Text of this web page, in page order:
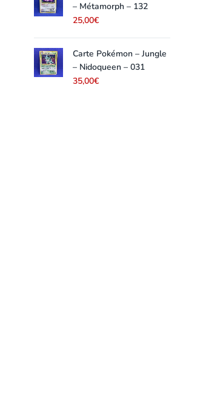
– Métamorph – 132
25,00€
Carte Pokémon – Jungle
– Nidoqueen – 031
35,00€